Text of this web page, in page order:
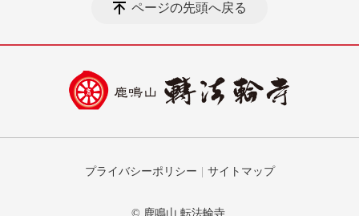
ページの先頭へ戻る
プライバシーポリシー サイトマップ
© 鹿鳴山 転法輪寺.